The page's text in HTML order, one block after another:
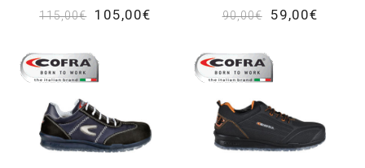
115,00€
105,00€ 90,00€ 59,00€